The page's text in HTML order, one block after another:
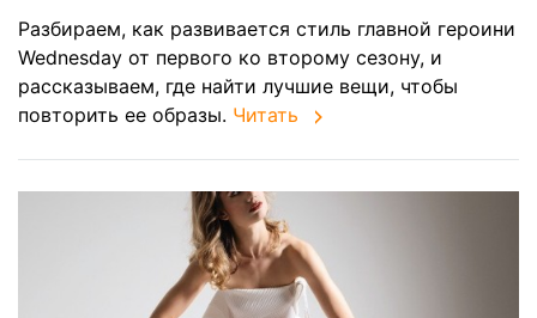
Разбираем, как развивается стиль главной героини
Wednesday от первого ко второму сезону, и
рассказываем, где найти лучшие вещи, чтобы
повторить ее образы. Читать